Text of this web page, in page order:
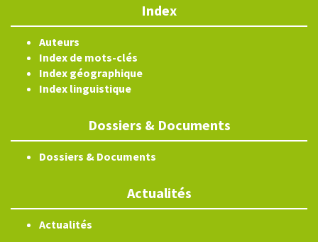
Index
Auteurs
Index de mots-clés
Index géographique
Index linguistique
Dossiers & Documents
Dossiers & Documents
Actualités
Actualités